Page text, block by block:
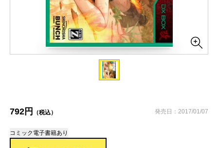
792円 （税込） 発売日：2017/01/07
コミック 電子書籍あり